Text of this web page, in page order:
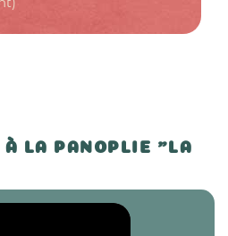
À LA PANOPLIE "LA